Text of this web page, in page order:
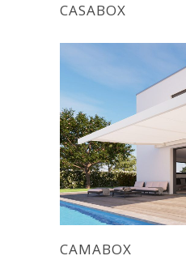
CASABOX
CAMABOX